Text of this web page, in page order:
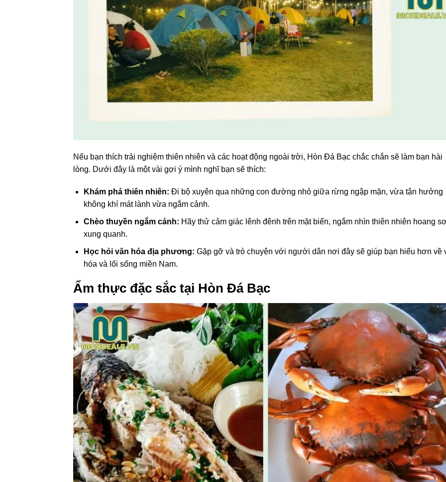
Nếu bạn thích trải nghiệm thiên nhiên và các hoạt động ngoài trời, Hòn Đá Bạc chắc chắn sẽ làm bạn hài
lòng. Dưới đây là một vài gợi ý mình nghĩ bạn sẽ thích:
Khám phá thiên nhiên: Đi bộ xuyên qua những con đường nhỏ giữa rừng ngập mặn, vừa tận hưởng
không khí mát lành vừa ngắm cảnh.
Chèo thuyền ngắm cảnh: Hãy thử cảm giác lênh đênh trên mặt biển, ngắm nhìn thiên nhiên hoang
xung quanh.
Học hỏi văn hóa địa phương: Gặp gỡ và trò chuyện với người dân nơi đây sẽ giúp bạn hiểu hơn về
hóa và lối sống miền Nam.
Ẩm thực đặc sắc tại Hòn Đá Bạc